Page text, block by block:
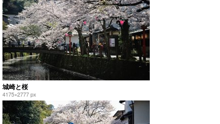
城崎と桜
4175×2777 px